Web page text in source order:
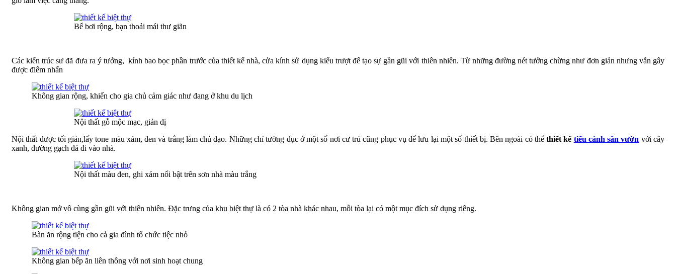
Bể bơi rộng, bạn thoải mái thư giãn
Các kiến trúc sư đã đưa ra ý tưởng, kính bao bọc phần trước của thiết kế nhà, cửa kính sử dụng kiểu trượt để tạo sự gần gũi với thiên nhiên. Từ những đường nét tưởng chừng như đơn giản nhưng vẫn gây
được điểm nhấn
Không gian rộng, khiến cho gia chủ cảm giác như đang ở khu du lịch
Nội thất gỗ mộc mạc, giản dị
Nội thất được tối giản,lấy tone màu xám, đen và trắng làm chủ đạo. Những chỉ tường đục ở một số nơi cư trú cũng phục vụ để lưu lại một số thiết bị. Bên ngoài có thểthiết kế tiểu cảnh sân vườn với cây
xanh, đường gạch đá đi vào nhà.
Nội thất màu đen, ghi xám nổi bật trên sơn nhà màu trắng
Không gian mở vô cùng gần gũi với thiên nhiên. Đặc trưng của khu biệt thự là có 2 tòa nhà khác nhau, mỗi tòa lại có một mục đích sử dụng riêng.
Bàn ăn rộng tiện cho cả gia đình tổ chức tiệc nhỏ
Không gian bếp ăn liên thông với nơi sinh hoạt chung